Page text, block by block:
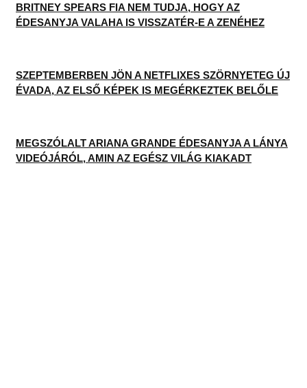
BRITNEY SPEARS FIA NEM TUDJA, HOGY AZ
ÉDESANYJA VALAHA IS VISSZATÉR-E A ZENÉHEZ
SZEPTEMBERBEN JÖN A NETFLIXES SZÖRNYETEG ÚJ
ÉVADA, AZ ELSŐ KÉPEK IS MEGÉRKEZTEK BELŐLE
MEGSZÓLALT ARIANA GRANDE ÉDESANYJA A LÁNYA
VIDEÓJÁRÓL, AMIN AZ EGÉSZ VILÁG KIAKADT